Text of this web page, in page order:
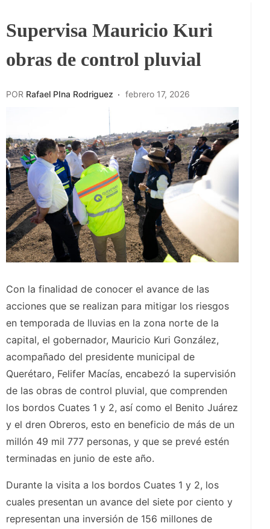
Supervisa Mauricio Kuri
obras de control pluvial
POR Rafael PIna Rodriguez febrero 17, 2026
Con la finalidad de conocer el avance de las
acciones que se realizan para mitigar los riesgos
en temporada de lluvias en la zona norte de la
capital, el gobernador, Mauricio Kuri González,
acompañado del presidente municipal de
Querétaro, Felifer Macías, encabezó la supervisión
de las obras de control pluvial, que comprenden
los bordos Cuates 1 y 2, así como el Benito Juárez
y el dren Obreros, esto en beneficio de más de un
millón 49 mil 777 personas, y que se prevé estén
terminadas en junio de este año.
Durante la visita a los bordos Cuates 1 y 2, los
cuales presentan un avance del siete por ciento y
representan una inversión de 156 millones de